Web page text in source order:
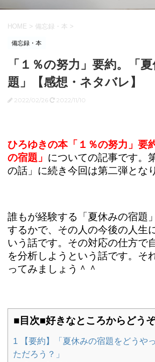
HOME > 備忘録・本 >
備忘録・本
「１％の努力」要約。「
題」【感想・ネタバレ】
2022/02/26 2022/11/10
ひろゆきの本「１％の努力」要
の宿題」 についての記事です。
の話」に続き今回は第二弾とな
誰もが経験する「夏休みの宿題
するかで、その人の今後の人生
いう話です。その対応の仕方で
を分析しようという話です。そ
ってみましょう＾＾
■目次■好きなところからどうぞ
1 【要約】「夏休みの宿題をどうや
ただろう？」